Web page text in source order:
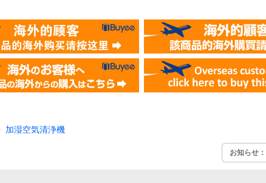
加湿空気清浄機
お知らせ：